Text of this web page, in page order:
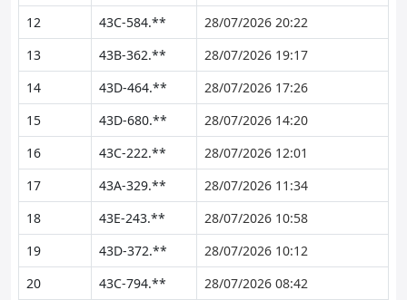
12
43C-584.**
28/07/2026 20:22
13
43B-362.**
28/07/2026 19:17
14
43D-464.**
28/07/2026 17:26
15
43D-680.**
28/07/2026 14:20
16
43C-222.**
28/07/2026 12:01
17
43A-329.**
28/07/2026 11:34
18
43E-243.**
28/07/2026 10:58
19
43D-372.**
28/07/2026 10:12
20
43C-794.**
28/07/2026 08:42